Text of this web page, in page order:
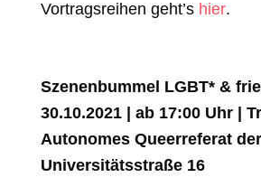
Vortragsreihen geht’s hier.
Szenenbummel LGBT* &
30.10.2021 | ab 17:00 Uhr |
Autonomes Queerreferat
Universitätsstraße 16